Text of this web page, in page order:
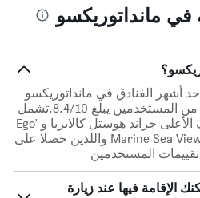
في مانداتوريكسو
أشهر الفنادق في مانداتوريكسو
وقد حصل على تصنيف لـ 44 من المستخدمين يبلغ 8.4/10.تشمل
المواقع الأخرى ذات التصنيف الأعلى جراند هوستل كالابريا و Ego'
Marine Sea View, Marina Di Mandatoriccio واللذين حصلا على
الإقامة فيها عند زيارة